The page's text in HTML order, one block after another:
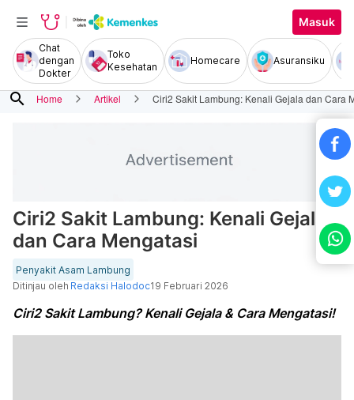
Masuk
Chat
dengan
Dokter
Toko
Kesehatan
Homecare Asuransiku
search Home Artikel Ciri2 Sakit Lambung: Kenali Gejala dan Cara
Ciri2 Sakit Lambung: Kenali Gejala
dan Cara Mengatasi
Penyakit Asam Lambung
Ditinjau oleh Redaksi Halodoc19 Februari 2026
Ciri2 Sakit Lambung? Kenali Gejala & Cara Mengatasi!